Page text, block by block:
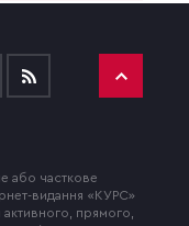
або часткове
видання «КУРС»
активного, прямого,